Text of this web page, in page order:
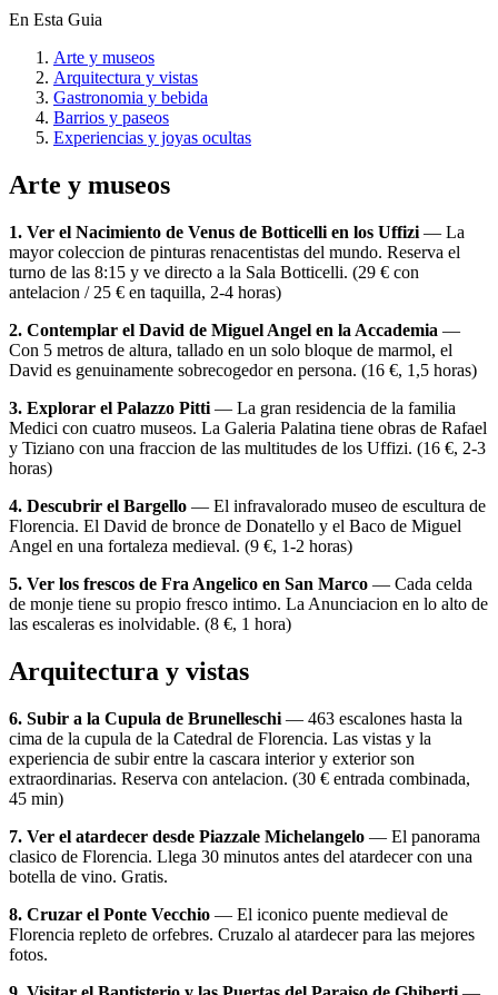
En Esta Guia
Arte y museos
Arquitectura y vistas
Gastronomia y bebida
Barrios y paseos
Experiencias y joyas ocultas
Arte y museos
1. Ver el Nacimiento de Venus de Botticelli en los Uffizi — La
mayor coleccion de pinturas renacentistas del mundo. Reserva el
turno de las 8:15 y ve directo a la Sala Botticelli. (29 € con
antelacion / 25 € en taquilla, 2-4 horas)
2. Contemplar el David de Miguel Angel en la Accademia —
Con 5 metros de altura, tallado en un solo bloque de marmol, el
David es genuinamente sobrecogedor en persona. (16 €, 1,5 horas)
3. Explorar el Palazzo Pitti — La gran residencia de la familia
Medici con cuatro museos. La Galeria Palatina tiene obras de Rafael
y Tiziano con una fraccion de las multitudes de los Uffizi. (16 €, 2-3
horas)
4. Descubrir el Bargello — El infravalorado museo de escultura de
Florencia. El David de bronce de Donatello y el Baco de Miguel
Angel en una fortaleza medieval. (9 €, 1-2 horas)
5. Ver los frescos de Fra Angelico en San Marco — Cada celda
de monje tiene su propio fresco intimo. La Anunciacion en lo alto de
las escaleras es inolvidable. (8 €, 1 hora)
Arquitectura y vistas
6. Subir a la Cupula de Brunelleschi — 463 escalones hasta la
cima de la cupula de la Catedral de Florencia. Las vistas y la
experiencia de subir entre la cascara interior y exterior son
extraordinarias. Reserva con antelacion. (30 € entrada combinada,
45 min)
7. Ver el atardecer desde Piazzale Michelangelo — El panorama
clasico de Florencia. Llega 30 minutos antes del atardecer con una
botella de vino. Gratis.
8. Cruzar el Ponte Vecchio — El iconico puente medieval de
Florencia repleto de orfebres. Cruzalo al atardecer para las mejores
fotos.